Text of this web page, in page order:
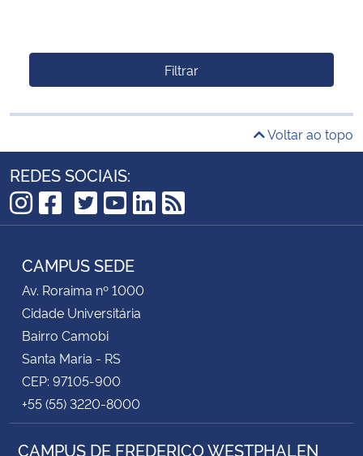
Filtrar
Voltar ao topo
REDES SOCIAIS:
Instagram
Facebook
TikTok
Twitter
YouTube
LinkedIn
RSS
CAMPUS SEDE
Av. Roraima nº 1000
Cidade Universitária
Bairro Camobi
Santa Maria - RS
CEP: 97105-900
+55 (55) 3220-8000
CAMPUS DE FREDERICO WESTPHALEN